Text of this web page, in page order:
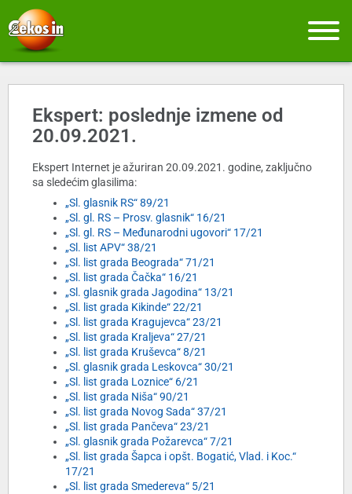
Ekspert: poslednje izmene od
20.09.2021.
Ekspert Internet je ažuriran 20.09.2021. godine, zaključno
sa sledećim glasilima:
„Sl. glasnik RS“ 89/21
„Sl. gl. RS – Prosv. glasnik“ 16/21
„Sl. gl. RS – Međunarodni ugovori“ 17/21
„Sl. list APV“ 38/21
„Sl. list grada Beograda“ 71/21
„Sl. list grada Čačka“ 16/21
„Sl. glasnik grada Jagodina“ 13/21
„Sl. list grada Kikinde“ 22/21
„Sl. list grada Kragujevca“ 23/21
„Sl. list grada Kraljeva“ 27/21
„Sl. list grada Kruševca“ 8/21
„Sl. glasnik grada Leskovca“ 30/21
„Sl. list grada Loznice“ 6/21
„Sl. list grada Niša“ 90/21
„Sl. list grada Novog Sada“ 37/21
„Sl. list grada Pančeva“ 23/21
„Sl. glasnik grada Požarevca“ 7/21
„Sl. list grada Šapca i opšt. Bogatić, Vlad. i Koc.“
17/21
„Sl. list grada Smedereva“ 5/21